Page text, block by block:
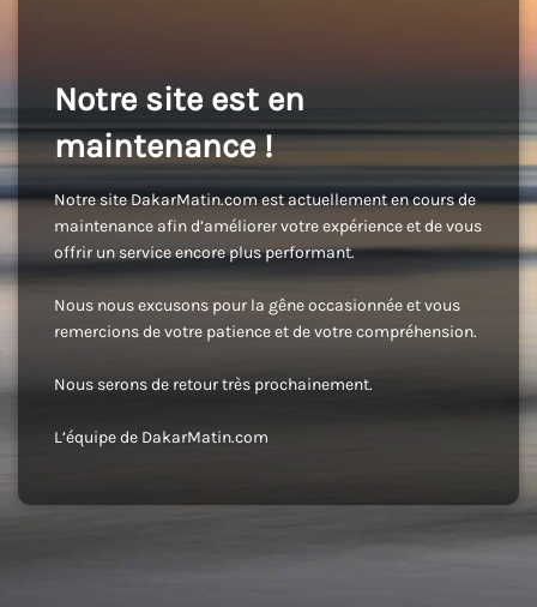
Notre site est en
maintenance !
Notre site DakarMatin.com est actuellement en cours de
maintenance afin d’améliorer votre expérience et de vous
offrir un service encore plus performant.
Nous nous excusons pour la gêne occasionnée et vous
remercions de votre patience et de votre compréhension.
Nous serons de retour très prochainement.
L’équipe de DakarMatin.com